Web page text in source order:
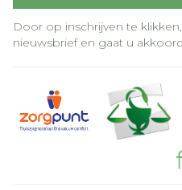
Door op inschrijven te
nieuwsbrief en gaat u